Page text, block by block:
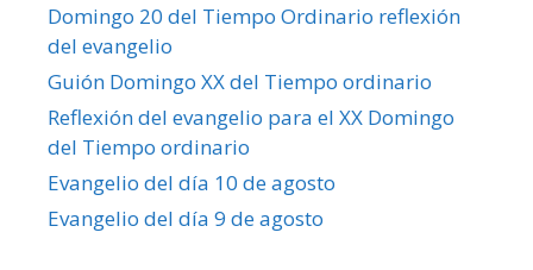
Domingo 20 del Tiempo Ordinario reflexión
del evangelio
Guión Domingo XX del Tiempo ordinario
Reflexión del evangelio para el XX Domingo
del Tiempo ordinario
Evangelio del día 10 de agosto
Evangelio del día 9 de agosto